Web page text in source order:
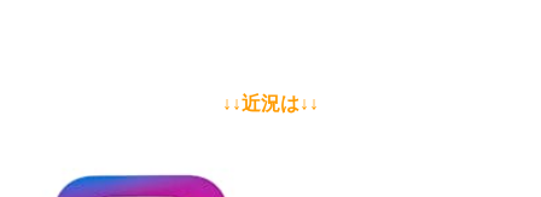
↓↓近況は↓↓